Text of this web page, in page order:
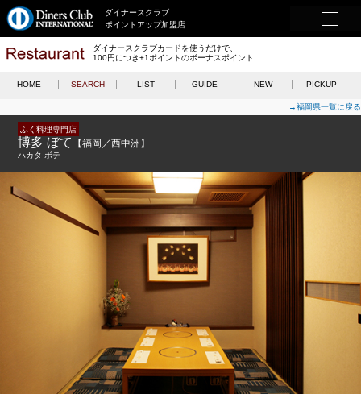
ダイナースクラブ
ポイントアップ加盟店
ダイナースクラブカードを使うだけで、
100円につき+1ポイントのボーナスポイント
HOME SEARCH LIST GUIDE NEW PICKUP
→福岡県一覧に戻る
ふく料理専門店
博多 ぼて 【福岡／西中洲】
ハカタ ボテ